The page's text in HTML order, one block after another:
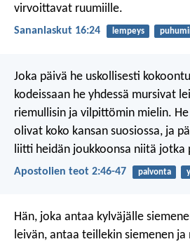
virvoittavat ruumiille.
Sananlaskut 16:24 lempeys
Joka päivä he uskollisesti
kodeissaan he yhdessä mursivat
riemullisin ja vilpittömin mielin.
olivat koko kansan suosiossa, ja
liitti heidän joukkoonsa niitä jotka
Apostolien teot 2:46-47 palvonta
Hän, joka antaa kylväjälle
leivän, antaa teillekin siemenen